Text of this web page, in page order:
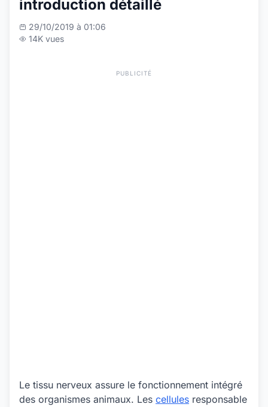
introduction détaillé
29/10/2019 à 01:06
14K vues
PUBLICITÉ
Le tissu nerveux assure le fonctionnement intégré
des organismes animaux. Les cellules responsable